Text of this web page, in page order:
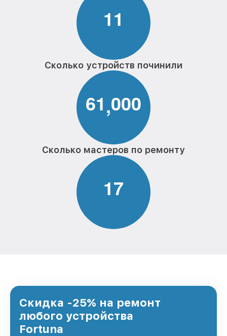
11
Сколько устройств починили
61,000
Сколько мастеров по ремонту
17
Скидка -25% на ремонт
любого устройства
Fortuna